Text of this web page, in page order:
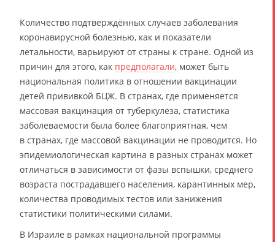
Количество подтверждённых случаев заболевания
коронавирусной болезнью, как и показатели
летальности, варьируют от страны к стране. Одной из
причин для этого, как предполагали, может быть
национальная политика в отношении вакцинации
детей прививкой БЦЖ. В странах, где применяется
массовая вакцинация от туберкулёза, статистика
заболеваемости была более благоприятная, чем
в странах, где массовой вакцинации не проводится. Но
эпидемиологическая картина в разных странах может
отличаться в зависимости от фазы вспышки, среднего
возраста пострадавшего населения, карантинных мер,
количества проводимых тестов или занижения
статистики политическими силами.
В Израиле в рамках национальной программы